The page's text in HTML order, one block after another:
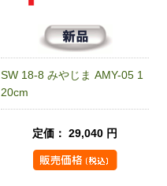
SW 18-8 みやじま AMY-05 1
20cm
定価： 29,040 円